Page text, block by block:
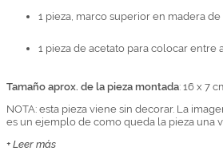
1 pieza, marco superior en madera
1 pieza de acetato para colocar entre
Tamaño aprox. de la pieza montada: 16 x 7
NOTA: esta pieza viene sin decorar. La
es un ejemplo de como queda la pieza una
+ Leer más